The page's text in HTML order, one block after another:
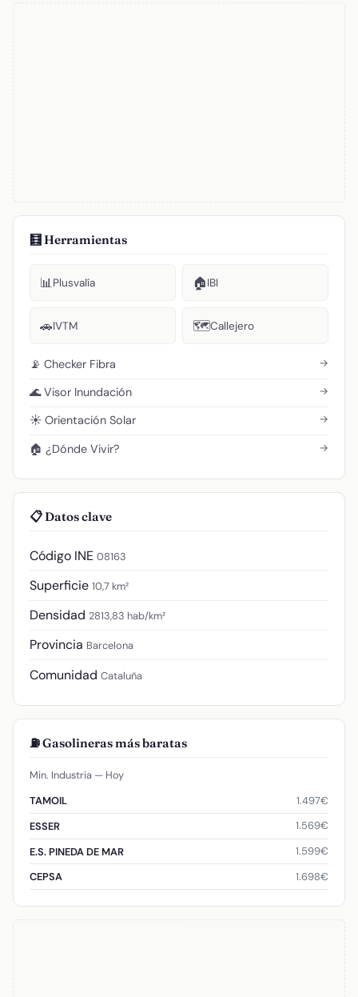
🧮 Herramientas
📊Plusvalía 🏠IBI
🚗IVTM 🗺️Callejero
📡 Checker Fibra →
🌊 Visor Inundación →
☀️ Orientación Solar →
🏠 ¿Dónde Vivir? →
📋 Datos clave
Código INE 08163
Superficie 10,7 km²
Densidad 2813,83 hab/km²
Provincia Barcelona
Comunidad Cataluña
⛽ Gasolineras más baratas
Min. Industria — Hoy
TAMOIL
1.497€
ESSER
1.569€
E.S. PINEDA DE MAR
1.599€
CEPSA
1.698€